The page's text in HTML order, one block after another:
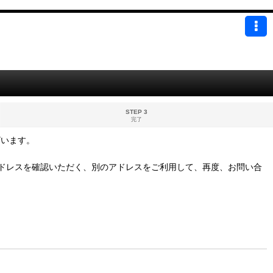
STEP 3
完了
ます。
スを確認いただく、別のアドレスをご利用して、再度、お問い合